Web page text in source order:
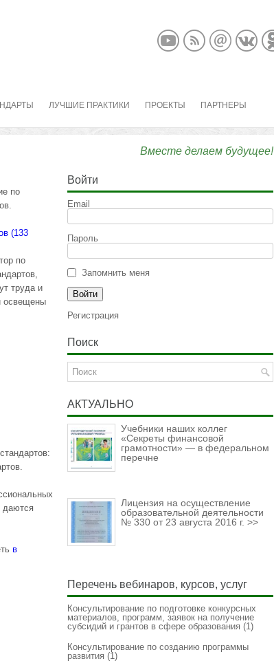
ЛУЧШИЕ ПРАКТИКИ ПРОЕКТЫ ПАРТНЕРЫ
по
(133
по
труда и
освещены
даются
в
Вместе делаем будущее!
Войти
Email
Пароль
Запомнить меня
Регистрация
Поиск
АКТУАЛЬНО
Учебники наших коллег
«Секреты финансовой
грамотности» — в федеральном
перечне
Лицензия на осуществление
образовательной деятельности
№ 330 от 23 августа 2016 г. >>
Перечень вебинаров, курсов, услуг
Консультирование по подготовке конкурсных
материалов, программ, заявок на получение
субсидий и грантов в сфере образования (1)
Консультирование по созданию программы
развития (1)